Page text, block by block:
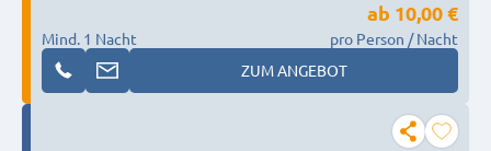
Mind. 1 Nacht
ab 10,00 €
pro Person / Nacht
ZUM ANGEBOT